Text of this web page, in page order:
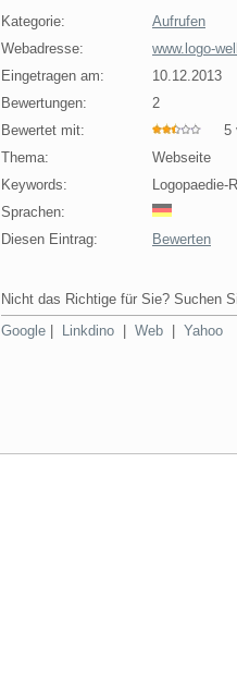
Kategorie:
Aufrufen
Webadresse:
www.logo-
Eingetragen am:
10.12.2013
Bewertungen:
2
Bewertet mit:
5
Thema:
Webseite
Keywords:
Logopaedie-
Sprachen:
Diesen Eintrag:
Bewerten
Nicht das Richtige für Sie? Suchen
Google
Linkdino Web Yahoo